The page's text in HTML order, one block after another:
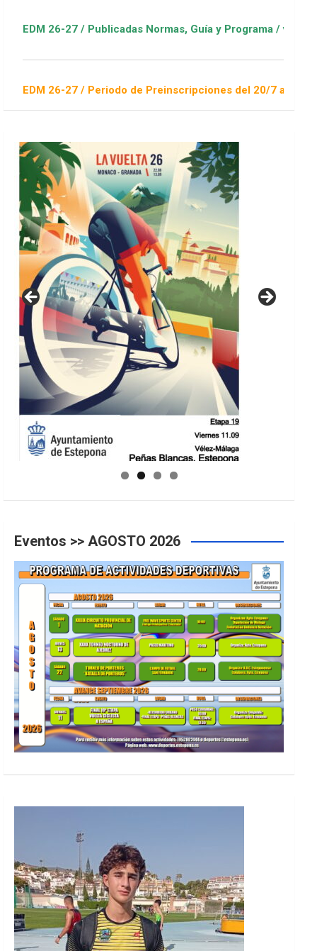
/ Publicadas Normas, Guía y Programa / ver Escuelas
/ Periodo de Preinscripciones del 20/7 al 16/8 / Sorteo 1 de
GUIA DE INSTALACIONES DEPORTIVAS
Eventos >> AGOSTO 2026